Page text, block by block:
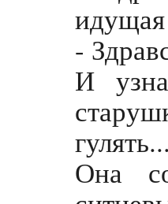
идущая
-
И
гулять...
Она